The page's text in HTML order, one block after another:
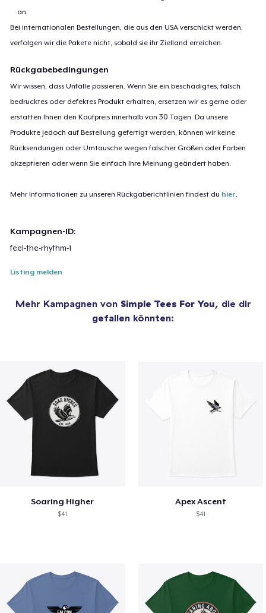
an.
Bei internationalen Bestellungen, die aus den USA verschickt werden,
verfolgen wir die Pakete nicht, sobald sie ihr Zielland erreichen.
Rückgabebedingungen
Wir wissen, dass Unfälle passieren. Wenn Sie ein beschädigtes, falsch
bedrucktes oder defektes Produkt erhalten, ersetzen wir es gerne oder
erstatten Ihnen den Kaufpreis innerhalb von 30 Tagen. Da unsere
Produkte jedoch auf Bestellung gefertigt werden, können wir keine
Rücksendungen oder Umtausche wegen falscher Größen oder Farben
akzeptieren oder wenn Sie einfach Ihre Meinung geändert haben.
Mehr Informationen zu unseren Rückgaberichtlinien findest du hier
Kampagnen-ID:
feel-the-rhythm-1
Listing melden
Mehr Kampagnen von Simple Tees For You, die dir
gefallen könnten:
Soaring Higher
$41
Apex Ascent
$41